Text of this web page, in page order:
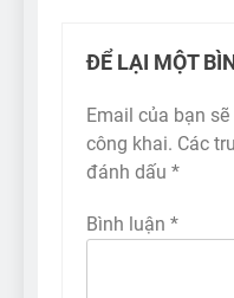
ĐỂ LẠI MỘT
Email của bạn
công khai. Các
đánh dấu *
Bình luận *